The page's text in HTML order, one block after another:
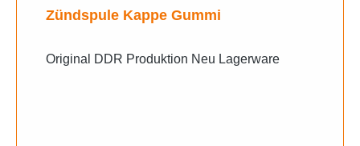
Zündspule Kappe Gummi
Original DDR Produktion Neu Lagerware